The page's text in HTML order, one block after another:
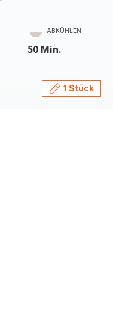
ABKÜHLEN
50 Min.
1 Stück